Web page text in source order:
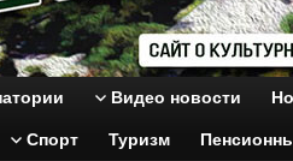
Видео новости
Спорт Туризм